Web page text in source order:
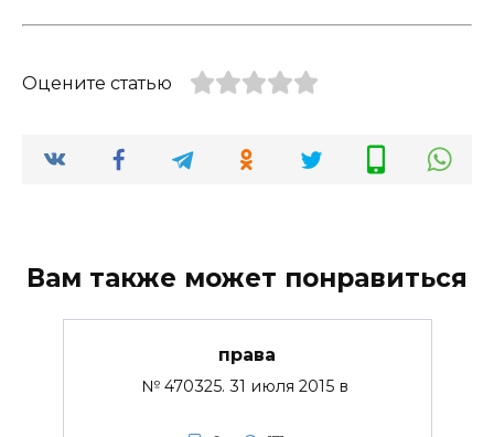
Оцените статью
Вам также может понравиться
права
№ 470325. 31 июля 2015 в